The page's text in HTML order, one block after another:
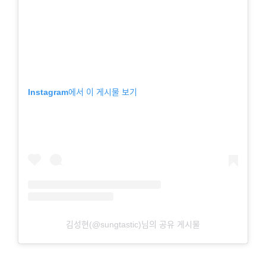
Instagram에서 이 게시물 보기
김성현(@sungtastic)님의 공유 게시물